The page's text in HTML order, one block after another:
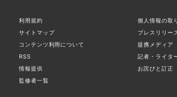
利用規約
個人情報の取
サイトマップ
プレスリリー
コンテンツ利用について
提携メディア
RSS
記者・ライタ
情報提供
お詫びと訂正
監修者一覧